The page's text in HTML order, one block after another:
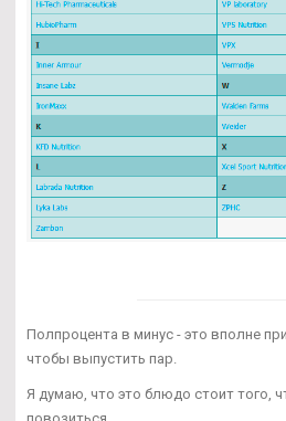
Полпроцента в минус - это вполне
чтобы выпустить пар.
Я думаю, что это блюдо стоит того,